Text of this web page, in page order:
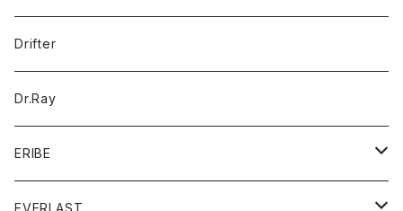
パーカー
バッグ
コート
ジャケット
アクセサリー
バッグ
キッズ
シャツ
Tシャツ
グッズ
帽子
トップス
帽子
Drifter
Dr.Ray
ERIBE
ニット
EVERLAST